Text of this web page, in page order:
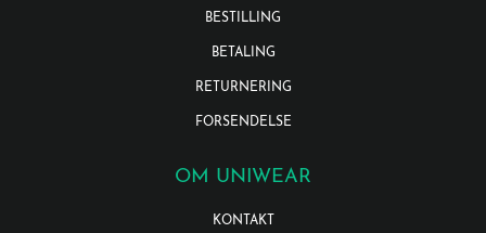
BESTILLING
BETALING
RETURNERING
FORSENDELSE
OM UNIWEAR
KONTAKT